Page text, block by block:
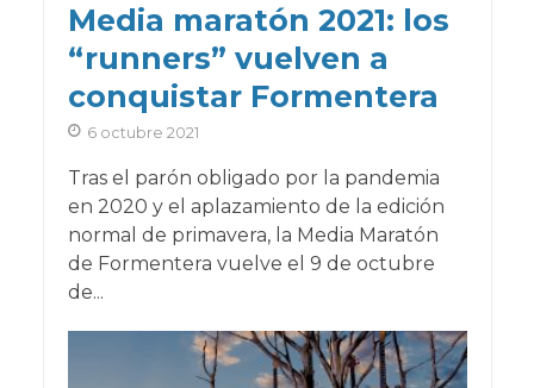
Media maratón 2021: los
“runners” vuelven a
conquistar Formentera
6 octubre 2021
Tras el parón obligado por la pandemia
en 2020 y el aplazamiento de la edición
normal de primavera, la Media Maratón
de Formentera vuelve el 9 de octubre
de...